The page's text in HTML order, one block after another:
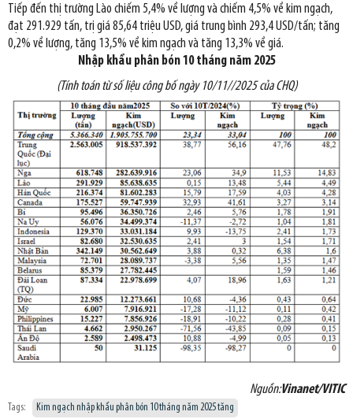
Tiếp đến thị trường Lào chiếm 5,4% về lượng và chiếm 4,5% về kim ngạch,
đạt 291.929 tấn, trị giá 85,64 triệu USD, giá trung bình 293,4 USD/tấn; tăng
0,2% về lượng, tăng 13,5% về kim ngạch và tăng 13,3% về giá.
Nhập khẩu phân bón 10 tháng năm 2025
(Tính toán từ số liệu công bố ngày 10/11//2025 của CHQ)
Nguồn:Vinanet/VITIC
Tags: Kim ngạch nhập khẩu phân bón 10 tháng năm 2025 tăng